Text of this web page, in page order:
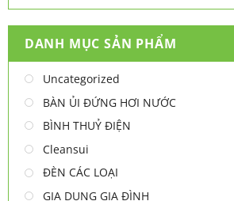
DANH MỤC SẢN PHẨM
Uncategorized
BÀN ỦI ĐỨNG HƠI NƯỚC
BÌNH THUỶ ĐIỆN
Cleansui
ĐÈN CÁC LOẠI
GIA DỤNG GIA ĐÌNH